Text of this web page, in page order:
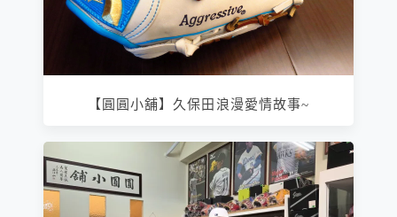
【圓圓小舖】久保田浪漫愛情故事~